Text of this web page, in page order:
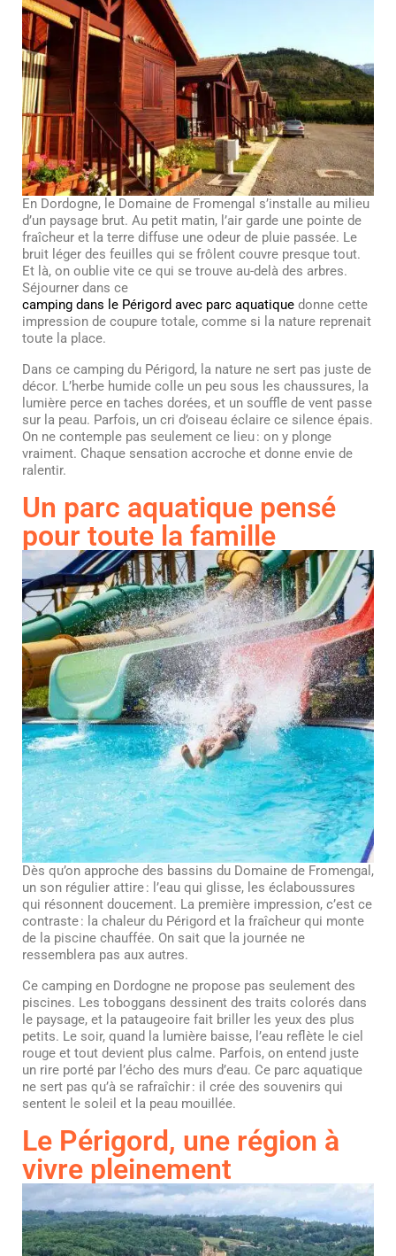
En Dordogne, le Domaine de Fromengal s’installe au milieu
d’un paysage brut. Au petit matin, l’air garde une pointe de
fraîcheur et la terre diffuse une odeur de pluie passée. Le
bruit léger des feuilles qui se frôlent couvre presque tout.
Et là, on oublie vite ce qui se trouve au-delà des arbres.
Séjourner dans ce
camping dans le Périgord avec parc aquatique donne cette
impression de coupure totale, comme si la nature reprenait
toute la place.
Dans ce camping du Périgord, la nature ne sert pas juste de
décor. L’herbe humide colle un peu sous les chaussures, la
lumière perce en taches dorées, et un souffle de vent passe
sur la peau. Parfois, un cri d’oiseau éclaire ce silence épais.
On ne contemple pas seulement ce lieu : on y plonge
vraiment. Chaque sensation accroche et donne envie de
ralentir.
Un parc aquatique pensé
pour toute la famille
Dès qu’on approche des bassins du Domaine de Fromengal,
un son régulier attire : l’eau qui glisse, les éclaboussures
qui résonnent doucement. La première impression, c’est ce
contraste : la chaleur du Périgord et la fraîcheur qui monte
de la piscine chauffée. On sait que la journée ne
ressemblera pas aux autres.
Ce camping en Dordogne ne propose pas seulement des
piscines. Les toboggans dessinent des traits colorés dans
le paysage, et la pataugeoire fait briller les yeux des plus
petits. Le soir, quand la lumière baisse, l’eau reflète le ciel
rouge et tout devient plus calme. Parfois, on entend juste
un rire porté par l’écho des murs d’eau. Ce parc aquatique
ne sert pas qu’à se rafraîchir : il crée des souvenirs qui
sentent le soleil et la peau mouillée.
Le Périgord, une région à
vivre pleinement